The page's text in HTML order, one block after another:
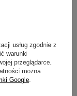
usług zgodnie z
warunki
przeglądarce.
można
Google.